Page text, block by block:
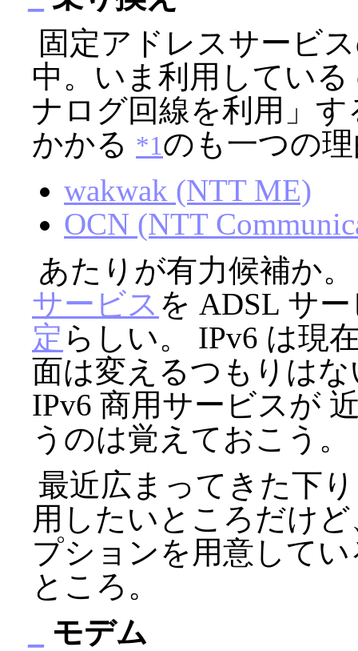
固定アドレスサービ
中。いま利用している
ナログ回線を利用」
かかる *1のも一つの
wakwak (NTT ME)
OCN (NTT
あたりが有力候補か
サービス を ADSL サ
定 らしい。 IPv6 は現
面は変えるつもりは
IPv6 商用サービスが
うのは覚えておこう。
最近広まってきた下
用したいところだけ
プションを用意して
ところ。
モデム